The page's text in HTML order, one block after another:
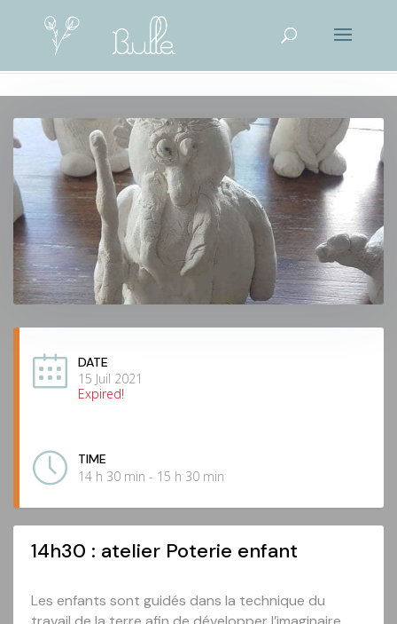
DATE
15 Juil 2021
Expired!
TIME
14 h 30 min - 15 h 30 min
14h30 : atelier Poterie enfant
Les enfants sont guidés dans la technique du